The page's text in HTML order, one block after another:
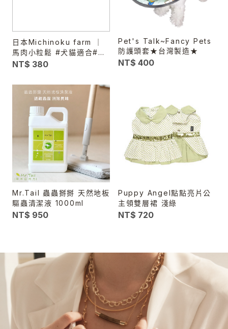
日本Michinoku farm ｜
馬肉小粒鬆 #犬貓適合#幼
犬老犬
NT$ 380
Pet's Talk~Fancy Pets
防護頭套★台灣製造★
NT$ 400
Mr.Tail 蟲蟲掰掰 天然地板
驅蟲清潔液 1000ml
NT$ 950
Puppy Angel點點亮片公
主領雙層裙 淺綠
NT$ 720